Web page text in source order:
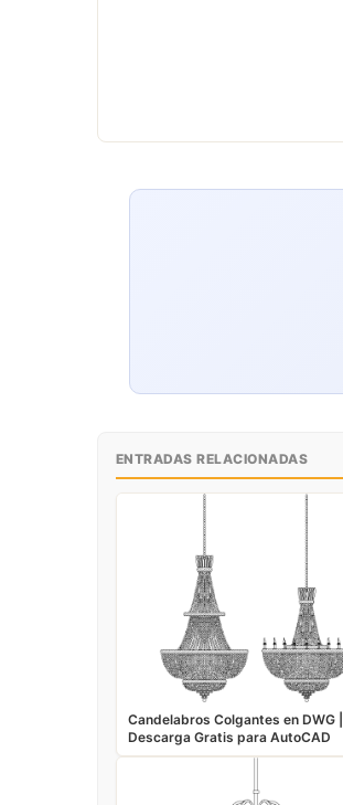
ENTRADAS RELACIONADAS
Candelabros Colgantes en DWG |
Descarga Gratis para AutoCAD